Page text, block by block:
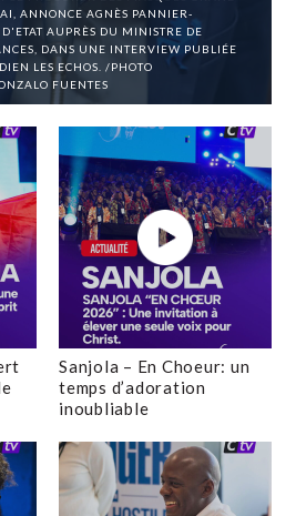
ANNONCE AGNÈS PANNIER-
AUPRÈS DU MINISTRE DE
DANS UNE INTERVIEW PUBLIÉE
LES ECHOS. /PHOTO
FUENTES
Sanjola – En Choeur: un
temps d’adoration
inoubliable